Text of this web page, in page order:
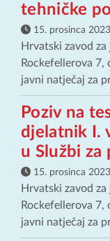
tehničke
15. prosinca
Hrvatski zavod
Rockefellerova 7,
javni natječaj za
Poziv na
djelatnik I.
u Službi za
15. prosinca
Hrvatski zavod
Rockefellerova 7,
javni natječaj za